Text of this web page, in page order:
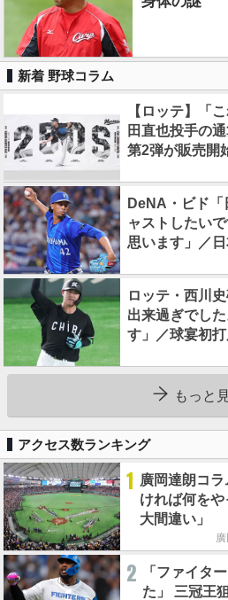
新着 野球コラム
【ロッテ】「
田直也投手の
第2弾が販売開
DeNA・ビド
ャストしたい
思います」／
ロッテ・西川
出来過ぎでし
す」／球宴初
もっと
アクセス数ランキング
1 廣岡達朗コ
ければ何を
大間違い」
2
「ファイタ
た」 三冠王